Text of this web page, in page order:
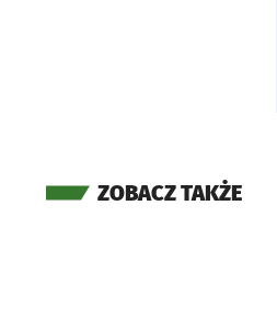
ZOBACZ TAKŻE